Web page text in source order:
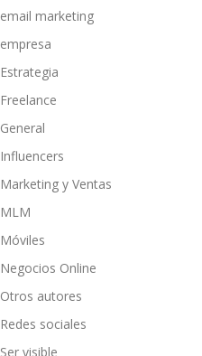
email marketing
empresa
Estrategia
Freelance
General
Influencers
Marketing y Ventas
MLM
Móviles
Negocios Online
Otros autores
Redes sociales
Ser visible